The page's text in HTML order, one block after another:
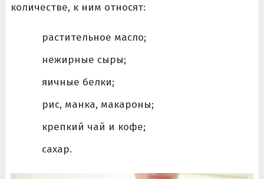
количестве, к ним относят:
растительное масло;
нежирные сыры;
яичные белки;
рис, манка, макароны;
крепкий чай и кофе;
сахар.